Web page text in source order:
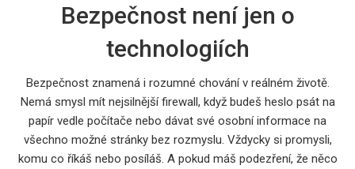
Bezpečnost není jen o
technologiích
Bezpečnost znamená i rozumné chování v reálném životě.
Nemá smysl mít nejsilnější firewall, když budeš heslo psát na
papír vedle počítače nebo dávat své osobní informace na
všechno možné stránky bez rozmyslu. Vždycky si promysli,
komu co říkáš nebo posíláš. A pokud máš podezření, že něco